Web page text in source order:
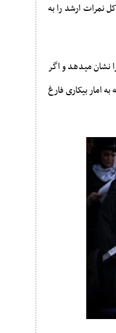
واحد است، وجود 6 واحد پایان نامه یعنی حدود 18 تا 19 درصد کل نمرات ارشد را به
نشان میدهد و اگر
امار بیکاری فارغ